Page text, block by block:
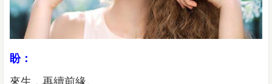
盼：
來生，再續前緣。